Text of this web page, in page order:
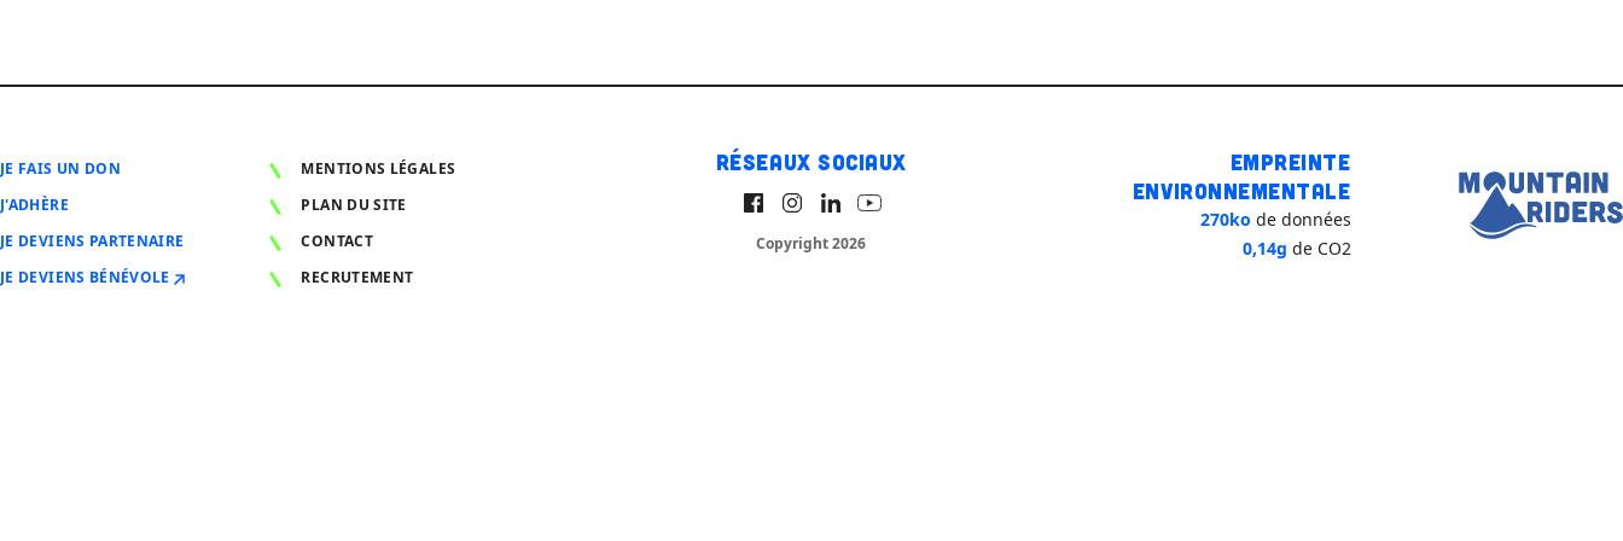
JE FAIS UN DON
J'ADHÈRE
JE DEVIENS PARTENAIRE
JE DEVIENS BÉNÉVOLE
MENTIONS LÉGALES
PLAN DU SITE
CONTACT
RECRUTEMENT
Réseaux sociaux
Copyright 2026
Empreinte
environnementale
270ko de données
0,14g de CO2